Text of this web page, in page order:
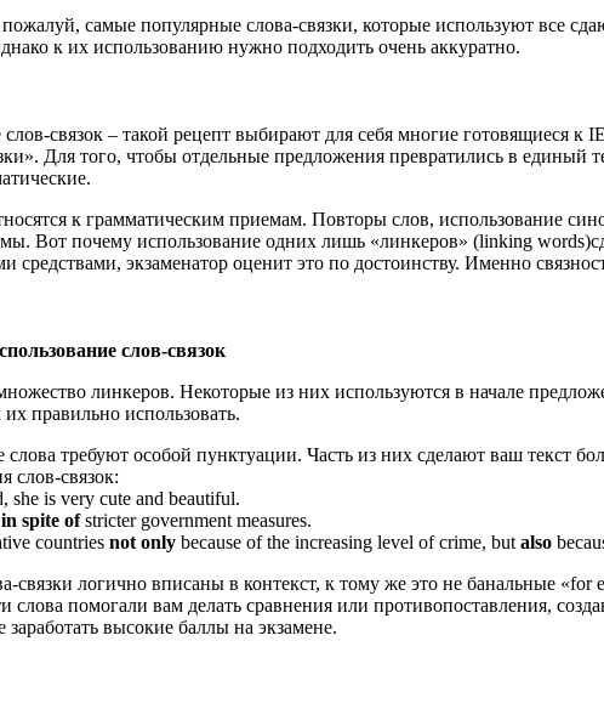
пожалуй, самые популярные слова-связки, которые используют все
к их использованию нужно подходить очень аккуратно.
связок – такой рецепт выбирают для себя многие готовящиеся
Для того, чтобы отдельные предложения превратились в единый
к грамматическим приемам. Повторы слов, использование
Вот почему использование одних лишь «линкеров» (linking
средствами, экзаменатор оценит это по достоинству. Именно
слов-связок
линкеров. Некоторые из них используются в начале
правильно использовать.
слова требуют особой пунктуации. Часть из них сделают ваш
слов-связок:
she is very cute and beautiful.
in spite ofstricter government measures.
countries not only because of the increasing level of crime, but also
связки логично вписаны в контекст, к тому же это не банальные
слова помогали вам делать сравнения или противопоставления,
высокие баллы на экзамене.